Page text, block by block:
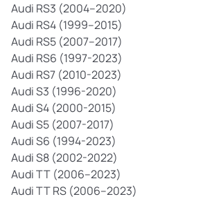
Audi RS3 (2004–2020)
Audi RS4 (1999–2015)
Audi RS5 (2007–2017)
Audi RS6 (1997-2023)
Audi RS7 (2010-2023)
Audi S3 (1996-2020)
Audi S4 (2000-2015)
Audi S5 (2007-2017)
Audi S6 (1994-2023)
Audi S8 (2002-2022)
Audi TT (2006–2023)
Audi TT RS (2006–2023)